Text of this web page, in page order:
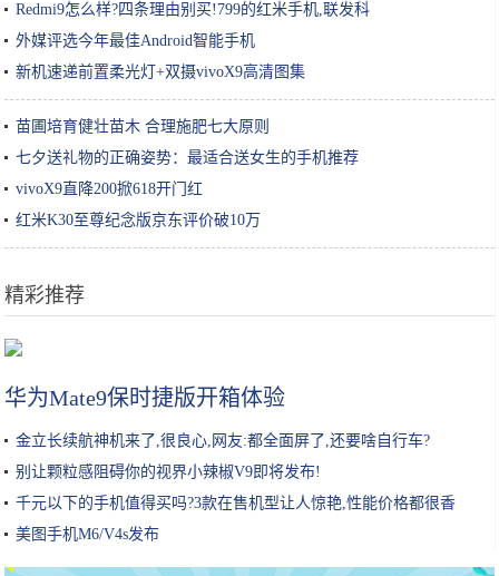
Redmi9怎么样?四条理由别买!799的红米手机,联发科
外媒评选今年最佳Android智能手机
新机速递前置柔光灯+双摄vivoX9高清图集
苗圃培育健壮苗木 合理施肥七大原则
七夕送礼物的正确姿势：最适合送女生的手机推荐
vivoX9直降200掀618开门红
红米K30至尊纪念版京东评价破10万
精彩推荐
华为Mate9保时捷版开箱体验
金立长续航神机来了,很良心,网友:都全面屏了,还要啥自行车?
别让颗粒感阻碍你的视界小辣椒V9即将发布!
千元以下的手机值得买吗?3款在售机型让人惊艳,性能价格都很香
美图手机M6/V4s发布